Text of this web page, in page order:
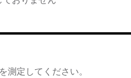
定してください。